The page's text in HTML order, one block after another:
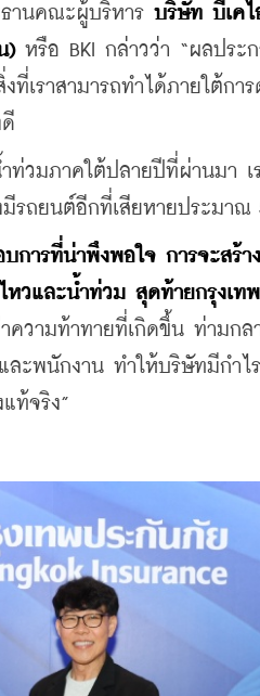
านคณะผู้บริหาร บริษัท บีเค
) หรือ BKI กล่าวว่า “ผลประ
ที่เราสามารถทำได้ภายใต้ก
มภาคใต้ปลายปีที่ผ่านมา เ
รถยนต์อีกที่เสียหายประมาณ
การที่น่าพึงพอใจ การจะสร้า
วและน้ำท่วม สุดท้ายกรุงเท
วามท้าทายที่เกิดขึ้น ท่ามกล
ะพนักงาน ทำให้บริษัทมีกำไ
ท้จริง”